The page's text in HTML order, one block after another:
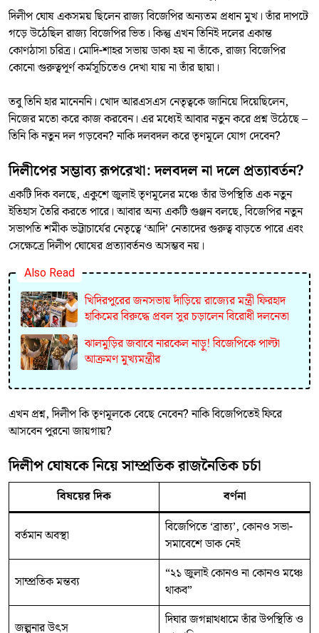
দিলীপ ঘোষ একসময় ছিলেন রাজ্য বিজেপির অন্যতম প্রধান মুখ। তাঁর দাপটে
গড়ে উঠেছিল রাজ্য বিজেপির ভিত। কিন্তু এখন তিনিই দলের একান্ত
কোণঠাসা চরিত্র। মোদি-শাহর সভায় ডাকা হয় না তাঁকে, রাজ্য বিজেপির
কোনো গুরুত্বপূর্ণ কর্মসূচিতেও দেখা যায় না তাঁর ছায়া।
তবু তিনি হার মানেননি। খোদ আরএসএস নেতৃত্বকে জানিয়ে দিয়েছিলেন,
নিজের মতো করে কাজ করবেন। এর মধ্যেই আবার নতুন করে প্রশ্ন উঠেছে –
তিনি কি নতুন দল গড়বেন? নাকি দলবদল করে তৃণমূলে যোগ দেবেন?
দিলীপের সম্ভাব্য রূপরেখা: দলবদল না দলে প্রত্যাবর্তন?
একটি দিক বলছে, একুশে জুলাই তৃণমূলের মঞ্চে তাঁর উপস্থিতি এক নতুন
ইতিহাস তৈরি করতে পারে। আবার অন্য একটি গুঞ্জন বলছে, বিজেপির নতুন
সভাপতি শমীক ভট্টাচার্যের নেতৃত্বে ‘আদি’ নেতাদের গুরুত্ব বাড়তে পারে এবং
সেক্ষেত্রে দিলীপ ঘোষের প্রত্যাবর্তনও অসম্ভব নয়।
Also Read
খিদিরপুরের জনসভায় দাঁড়িয়ে রাজ্যের মন্ত্রী ফিরহাদ
হাকিমের বিরুদ্ধে প্রবল সুর চড়ালেন বিরোধী দলনেতা
ঝালমুড়ির জবাবে নারকেল নাড়ু! বিজেপিকে পাল্টা
আক্রমণ মুখ্যমন্ত্রীর
এখন প্রশ্ন, দিলীপ কি তৃণমূলকে বেছে নেবেন? নাকি বিজেপিতেই ফিরে
আসবেন পুরনো জায়গায়?
দিলীপ ঘোষকে নিয়ে সাম্প্রতিক রাজনৈতিক চর্চা
বিষয়ের দিক বর্ণনা
বর্তমান অবস্থা
বিজেপিতে ‘ব্রাত্য’, কোনও সভা-
সমাবেশে ডাক নেই
সাম্প্রতিক মন্তব্য
“২১ জুলাই কোনও না কোনও মঞ্চে
থাকব”
জল্পনার উৎস
দিঘার জগন্নাথধামে তাঁর উপস্থিতি ও